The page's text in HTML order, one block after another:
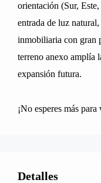
orientación (Sur,
entrada de luz
inmobiliaria con gran
terreno anexo amplía
expansión futura.
¡No esperes más
Detalles